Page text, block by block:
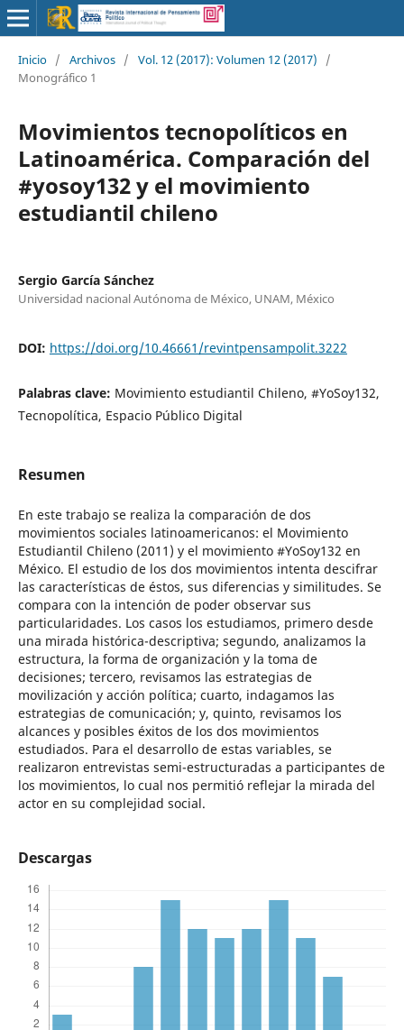
Inicio / Archivos / Vol. 12 (2017): Volumen 12 (2017)
/
Monográfico 1
Movimientos tecnopolíticos en
Latinoamérica. Comparación del
#yosoy132 y el movimiento
estudiantil chileno
Sergio García Sánchez
Universidad nacional Autónoma de México, UNAM, México
DOI: https://doi.org/10.46661/revintpensampolit.3222
Palabras clave: Movimiento estudiantil Chileno, #YoSoy132,
Tecnopolítica, Espacio Público Digital
Resumen
En este trabajo se realiza la comparación de dos
movimientos sociales latinoamericanos: el Movimiento
Estudiantil Chileno (2011) y el movimiento #YoSoy132 en
México. El estudio de los dos movimientos intenta descifrar
las características de éstos, sus diferencias y similitudes. Se
compara con la intención de poder observar sus
particularidades. Los casos los estudiamos, primero desde
una mirada histórica-descriptiva; segundo, analizamos la
estructura, la forma de organización y la toma de
decisiones; tercero, revisamos las estrategias de
movilización y acción política; cuarto, indagamos las
estrategias de comunicación; y, quinto, revisamos los
alcances y posibles éxitos de los dos movimientos
estudiados. Para el desarrollo de estas variables, se
realizaron entrevistas semi-estructuradas a participantes de
los movimientos, lo cual nos permitió reflejar la mirada del
actor en su complejidad social.
Descargas